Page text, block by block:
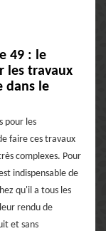
49 : le
les travaux
dans le
pour les
faire ces travaux
complexes. Pour
indispensable de
qu'il a tous les
rendu de
et sans